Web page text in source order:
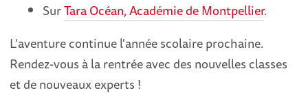
SurTara Océan, Académie de Montpellier.
L'aventure continue l'année scolaire prochaine.
Rendez-vous à la rentrée avec des nouvelles classes
et de nouveaux experts !